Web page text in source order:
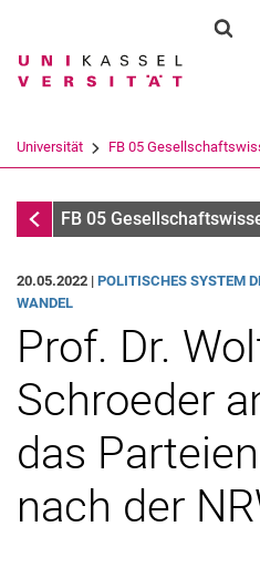
Suchbegriff
Suchen
Universität FB 05
Infothek
FB 05
20.05.2022 | PO­LI­TI­SCHES SYS­TEM
WAN­DEL
Prof. Dr.
Schroeder
das
nach der